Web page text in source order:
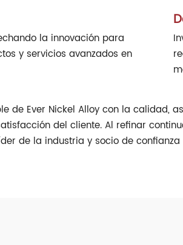
la innovación para
y servicios avanzados en
de Ever Nickel Alloy con la calidad,
del cliente. Al refinar
de la industria y socio de